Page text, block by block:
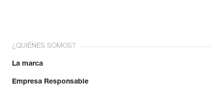
¿QUIÉNES SOMOS?
La marca
Empresa Responsable